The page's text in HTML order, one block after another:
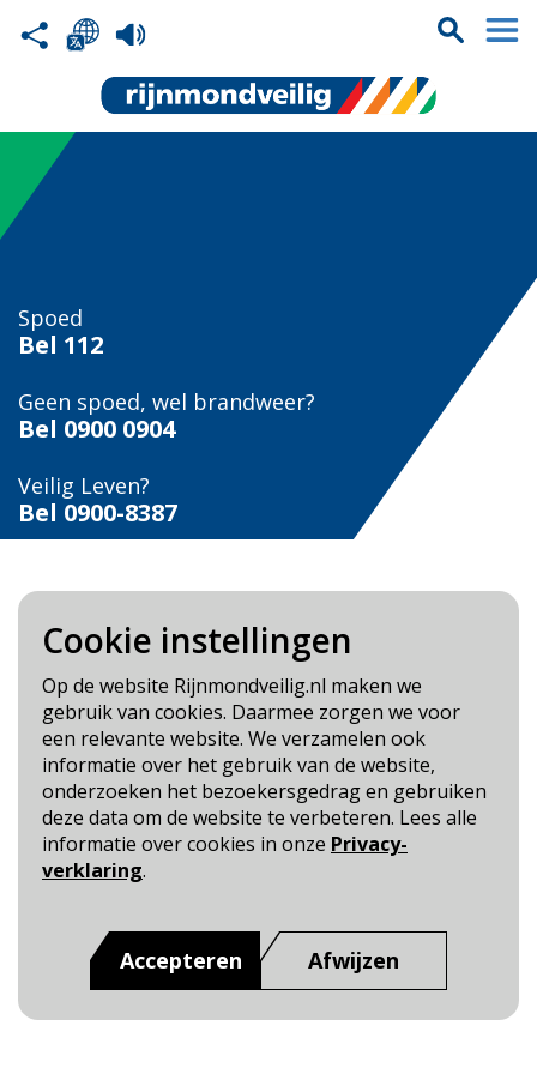
Cookie instellingen
Op de website Rijnmondveilig.nl maken we
gebruik van cookies. Daarmee zorgen we voor
een relevante website. We verzamelen ook
informatie over het gebruik van de website,
onderzoeken het bezoekersgedrag en gebruiken
deze data om de website te verbeteren. Lees alle
informatie over cookies in onze Privacy-
verklaring.
Accepteren Afwijzen
Spoed
Bel 112
Geen spoed, wel brandweer?
Bel 0900 0904
Veilig Leven?
Bel 0900-8387
Blijf op de hoogte
Cookie- en Privacybeleid
Toegankelijkheid
Dit is een website van:Veiligheidsregio Rotterdam-
Rijnmond